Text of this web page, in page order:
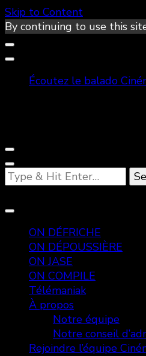
Skip to Content
By continuing to use this
Écoutez le balado
Looking
for
ON DÉFRICHE
ON DÉPOUSSIÈRE
ON JASE
ON COMPILE
Télémaniak
À propos
Notre équipe
Notre conseil
Rejoindre l’équipe